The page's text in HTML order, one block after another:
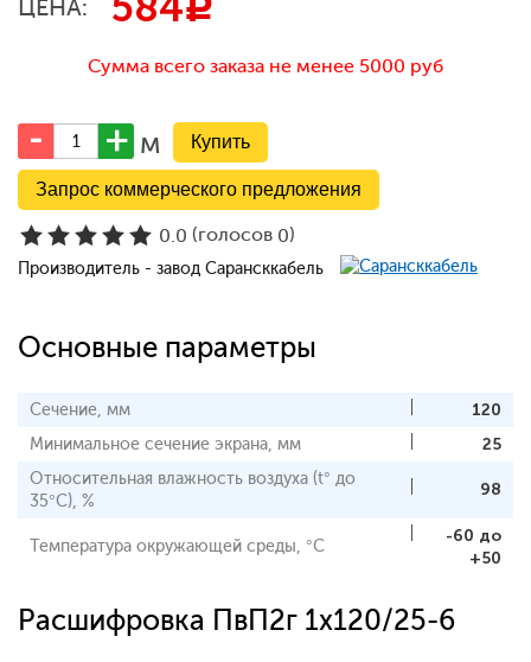
ЦЕНА:
Сумма всего заказа не менее 5000 руб
м
Запрос коммерческого предложения
0.0 (голосов 0)
Производитель - завод Сарансккабель
Основные параметры
Сечение, мм
120
Минимальное сечение экрана, мм
25
Относительная влажность воздуха (t° до
35°С), %
98
Температура окружающей среды, °С
-60 до
+50
Расшифровка ПвП2г 1x120/25-6